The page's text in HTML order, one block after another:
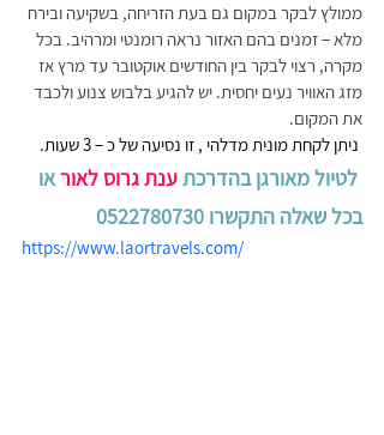
ממולץ לבקר במקום גם בעת הזריחה, בשקיעה ובירח
מלא – זמנים בהם האזור נראה רומנטי ומרהיב. בכל
מקרה, רצוי לבקר בין החודשים אוקטובר עד מרץ אז
מזג האוויר נעים יחסית. יש להגיע בלבוש צנוע ולכבד
את המקום.
ענת גרוס לאור או
בכל שאלה התקשרו 0522780730
https://www.laortravels.com/